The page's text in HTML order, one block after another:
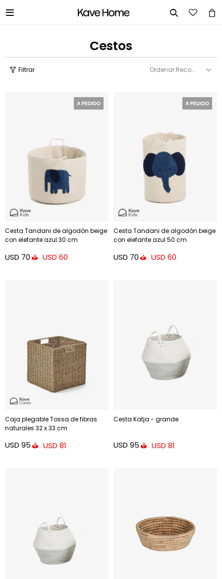
 
Cestos
Recomendados
Cesta Tandani de algodón beige
con elefante azul 30 cm
USD 70 USD 60
Cesta Tandani de algodón beige
con elefante azul 50 cm
USD 70 USD 60
Caja plegable Tossa de fibras
naturales 32 x 33 cm
USD 95 USD 81
Cesta Katja - grande
USD 95 USD 81